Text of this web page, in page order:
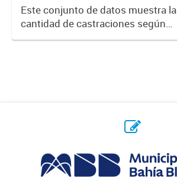
Este conjunto de datos muestra la
cantidad de castraciones según
felino o canino, y cantidad de